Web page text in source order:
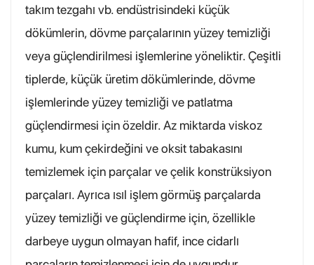
takım tezgahı vb. endüstrisindeki küçük
dökümlerin, dövme parçalarının yüzey temizliği
veya güçlendirilmesi işlemlerine yöneliktir. Çeşitli
tiplerde, küçük üretim dökümlerinde, dövme
işlemlerinde yüzey temizliği ve patlatma
güçlendirmesi için özeldir. Az miktarda viskoz
kumu, kum çekirdeğini ve oksit tabakasını
temizlemek için parçalar ve çelik konstrüksiyon
parçaları. Ayrıca ısıl işlem görmüş parçalarda
yüzey temizliği ve güçlendirme için, özellikle
darbeye uygun olmayan hafif, ince cidarlı